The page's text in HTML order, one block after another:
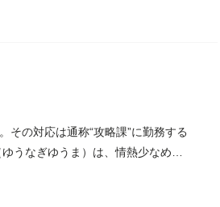
その対応は通称“攻略課”に勤務する
うなぎゆうま）は、情熱少なめ、